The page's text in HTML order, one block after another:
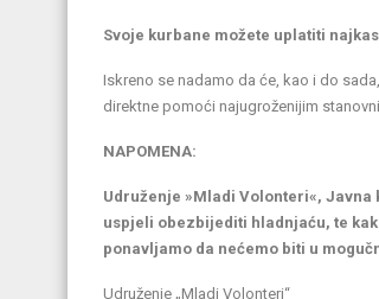
Svoje kurbane možete uplatiti
Iskreno se nadamo da će, kao i do
direktne pomoći najugroženijim
NAPOMENA:
Udruženje »Mladi Volonteri«,
uspjeli obezbijediti hladnjaću, te
ponavljamo da nećemo biti u
Udruženje „Mladi Volonteri“